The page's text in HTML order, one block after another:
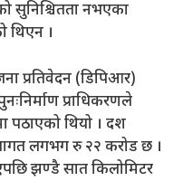
सुनिश्चितता नभएका
थिएन ।
प्रतिवेदन (डिपिआर)
प्राधिकरणले
पठाएको थियो । दश
लगभग रु २२ करोड छ ।
झण्डै सात किलोमिटर